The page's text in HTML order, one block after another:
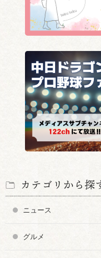
カテゴリから探
ニュース
グルメ